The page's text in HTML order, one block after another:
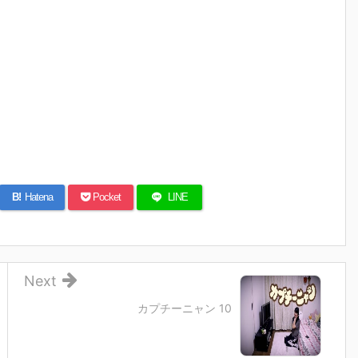
B! Hatena Pocket LINE
カプチーニャン 10
Next